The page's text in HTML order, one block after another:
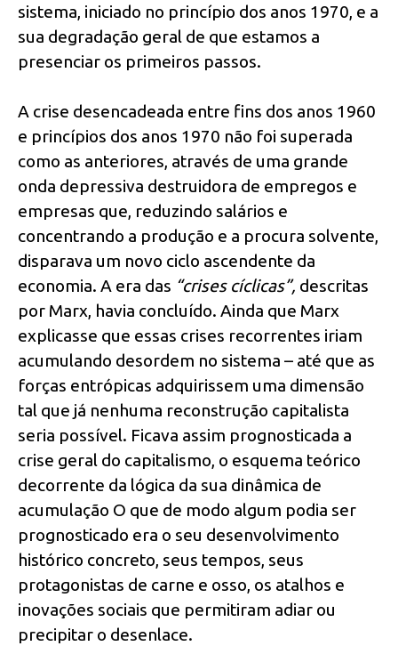
sistema, iniciado no princípio dos anos 1970, e a
sua degradação geral de que estamos a
presenciar os primeiros passos.
A crise desencadeada entre fins dos anos 1960
e princípios dos anos 1970 não foi superada
como as anteriores, através de uma grande
onda depressiva destruidora de empregos e
empresas que, reduzindo salários e
concentrando a produção e a procura solvente,
disparava um novo ciclo ascendente da
economia. A era das “crises cíclicas”, descritas
por Marx, havia concluído. Ainda que Marx
explicasse que essas crises recorrentes iriam
acumulando desordem no sistema – até que as
forças entrópicas adquirissem uma dimensão
tal que já nenhuma reconstrução capitalista
seria possível. Ficava assim prognosticada a
crise geral do capitalismo, o esquema teórico
decorrente da lógica da sua dinâmica de
acumulação O que de modo algum podia ser
prognosticado era o seu desenvolvimento
histórico concreto, seus tempos, seus
protagonistas de carne e osso, os atalhos e
inovações sociais que permitiram adiar ou
precipitar o desenlace.